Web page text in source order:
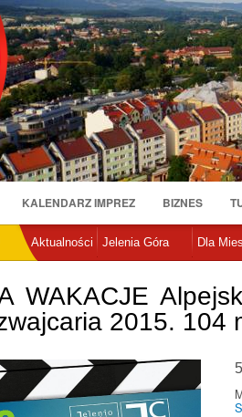
Przejdź
do
treści
KALENDARZ IMPREZ BIZNES
Aktualności Jelenia Góra Dla
WAKACJE
2015. 104